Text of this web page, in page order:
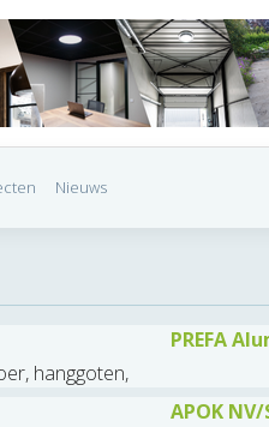
Nieuws
PREFA
hanggoten,
APOK NV/